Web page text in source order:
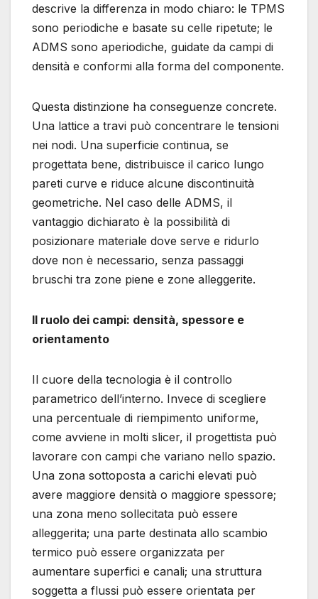
descrive la differenza in modo chiaro: le TPMS
sono periodiche e basate su celle ripetute; le
ADMS sono aperiodiche, guidate da campi di
densità e conformi alla forma del componente.
Questa distinzione ha conseguenze concrete.
Una lattice a travi può concentrare le tensioni
nei nodi. Una superficie continua, se
progettata bene, distribuisce il carico lungo
pareti curve e riduce alcune discontinuità
geometriche. Nel caso delle ADMS, il
vantaggio dichiarato è la possibilità di
posizionare materiale dove serve e ridurlo
dove non è necessario, senza passaggi
bruschi tra zone piene e zone alleggerite.
Il ruolo dei campi: densità, spessore e
orientamento
Il cuore della tecnologia è il controllo
parametrico dell’interno. Invece di scegliere
una percentuale di riempimento uniforme,
come avviene in molti slicer, il progettista può
lavorare con campi che variano nello spazio.
Una zona sottoposta a carichi elevati può
avere maggiore densità o maggiore spessore;
una zona meno sollecitata può essere
alleggerita; una parte destinata allo scambio
termico può essere organizzata per
aumentare superfici e canali; una struttura
soggetta a flussi può essere orientata per